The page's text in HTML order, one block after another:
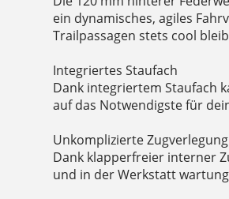
ein dynamisches, agiles
Trailpassagen stets cool
Integriertes Staufach
Dank integriertem Staufach
auf das Notwendigste für
Unkomplizierte Zugverlegung
Dank klapperfreier interner
und in der Werkstatt